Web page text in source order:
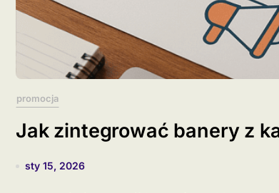
promocja
Jak zintegrować banery z
sty 15, 2026